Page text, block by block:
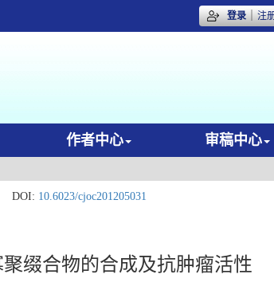
登录｜注
作者中心 审稿中心
DOI: 10.6023/cjoc201205031
缀合物的合成及抗肿瘤活性